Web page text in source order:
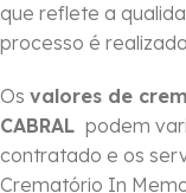
que reflete a
processo é
Os valores de
CABRAL podem
contratado e os
Crematório In